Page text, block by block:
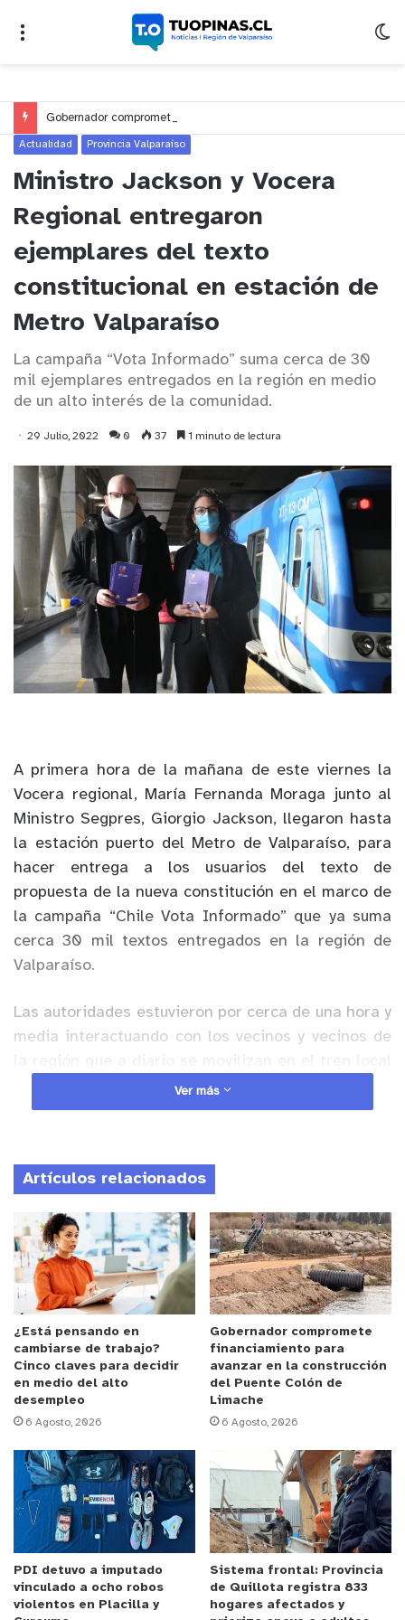
Actualidad Provincia Valparaíso
Ministro Jackson y Vocera
Regional entregaron
ejemplares del texto
constitucional en estación de
Metro Valparaíso
La campaña “Vota Informado” suma cerca de 30
mil ejemplares entregados en la región en medio
de un alto interés de la comunidad.
29 Julio, 2022 0 37 1 minuto de lectura
A primera hora de la mañana de este viernes la
Vocera regional, María Fernanda Moraga junto al
Ministro Segpres, Giorgio Jackson, llegaron hasta
la estación puerto del Metro de Valparaíso, para
hacer entrega a los usuarios del texto de
propuesta de la nueva constitución en el marco de
la campaña “Chile Vota Informado” que ya suma
cerca 30 mil textos entregados en la región de
Valparaíso.
Las autoridades estuvieron por cerca de una hora y
media interactuando con los vecinos y vecinos de
quienes recibieron con entusiasmo la propuesta de
nueva constitución para poder informarse en
mañana junto al Ministro Jackson entregando la
propuesta de nueva constitución a los vecinos y
vecinas que iban descendiendo del tren,
acercándose a sus espacios de trabajo con una
muy buena acogida de las personas, con mucho
interés y muchas ganas de informarse”.
Anuncio Patrocinado
Por su parte, el Ministro Jackson señaló que “es un
deber del gobierno el poder contribuir para que la
gente pueda votar informada en este plebiscito del
4 de septiembre, por eso hemos estado en
distintos lugares del país y en este caso acá en la
región de Valparaíso en la estación puerto, para
que las personas puedan tener acceso al texto y
puedan decidir por cualquiera de las dos opciones
que sabemos ambas son legítimas, pero que
pueden votar libres de temores, de desinformación
Ver más
Artículos relacionados
¿Está pensando en
cambiarse de trabajo?
Cinco claves para decidir
en medio del alto
desempleo
6 Agosto, 2026
Gobernador compromete
financiamiento para
avanzar en la construcción
del Puente Colón de
Limache
6 Agosto, 2026
PDI detuvo a imputado
vinculado a ocho robos
violentos en Placilla y
Sistema frontal: Provincia
de Quillota registra 833
hogares afectados y